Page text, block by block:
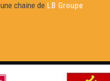
une chaine de LB Groupe